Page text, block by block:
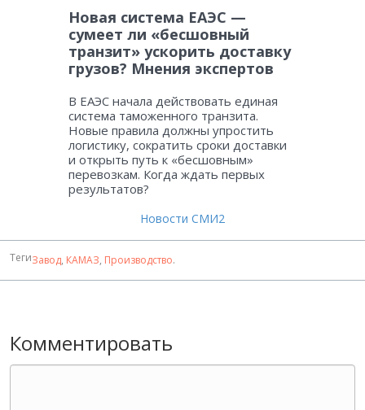
Новая система ЕАЭС —
сумеет ли «бесшовный
транзит» ускорить доставку
грузов? Мнения экспертов
В ЕАЭС начала действовать единая
система таможенного транзита.
Новые правила должны упростить
логистику, сократить сроки доставки
и открыть путь к «бесшовным»
перевозкам. Когда ждать первых
результатов?
Новости СМИ2
ТегиЗавод, КАМАЗ, Производство.
Комментировать